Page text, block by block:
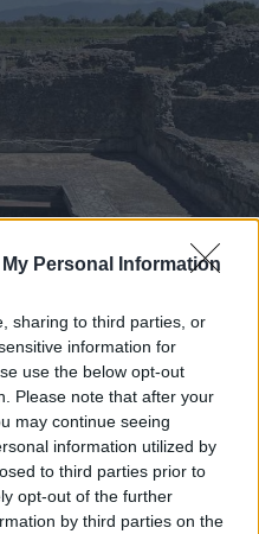
Personal Information
sharing to third parties, or
information for
use the below opt-out
Please note that after your
may continue seeing
information utilized by
to third parties prior to
opt-out of the further
by third parties on the
Ελίκη και Αιγιάλεια